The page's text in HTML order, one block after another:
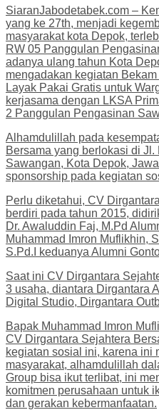
SiaranJabodetabek.com –
yang ke 27th, menjadi
masyarakat kota Depok,
RW 05 Panggulan
adanya ulang tahun Kota
mengadakan kegiatan
Layak Pakai Gratis untuk
kerjasama dengan LKSA
2 Panggulan Pengasinan
Alhamdulillah pada
Bersama yang berlokasi di
Sawangan, Kota Depok,
sponsorship pada kegiatan
Perlu diketahui, CV
berdiri pada tahun 2015,
Dr. Awaluddin Faj, M.Pd
Muhammad Imron Muflikhin,
S.Pd.I keduanya Alumni
Saat ini CV Dirgantara
3 usaha, diantara Dirgantara
Digital Studio, Dirgantara
Bapak Muhammad Imron
CV Dirgantara Sejahtera
kegiatan sosial ini, karena ini
masyarakat, alhamdulillah
Group bisa ikut terlibat, ini
komitmen perusahaan untuk
dan gerakan kebermanfaatan.